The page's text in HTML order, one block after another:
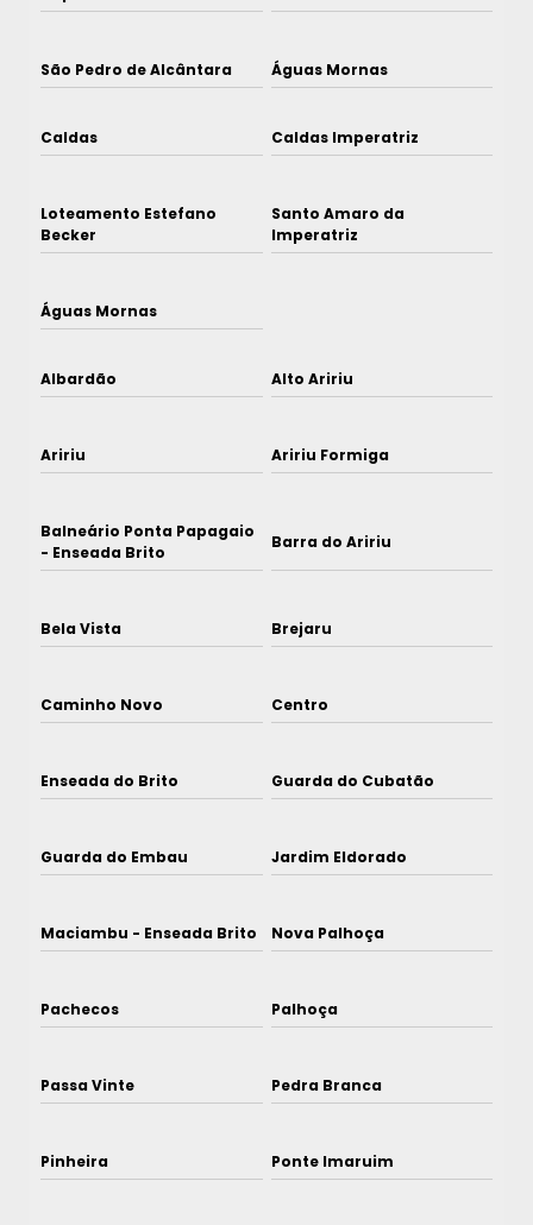
São Pedro de Alcântara Águas Mornas
Caldas Caldas Imperatriz
Loteamento Estefano
Becker
Santo Amaro da
Imperatriz
Águas Mornas
Albardão Alto Aririu
Aririu Aririu Formiga
Balneário Ponta Papagaio
- Enseada Brito
Barra do Aririu
Bela Vista Brejaru
Caminho Novo Centro
Enseada do Brito Guarda do Cubatão
Guarda do Embau Jardim Eldorado
Maciambu - Enseada Brito Nova Palhoça
Pachecos Palhoça
Passa Vinte Pedra Branca
Pinheira Ponte Imaruim